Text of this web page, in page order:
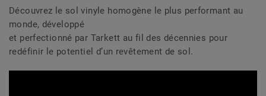
Découvrez le sol vinyle homogène le plus performant au
monde, développé
et perfectionné par Tarkett au fil des décennies pour
redéfinir le potentiel d’un revêtement de sol.